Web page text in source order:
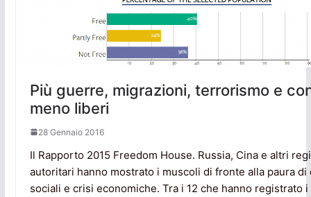
Più guerre, migrazioni, terrorismo e
meno liberi
28 Gennaio 2016
Il Rapporto 2015 Freedom House. Russia, Cina e altri
autoritari hanno mostrato i muscoli di fronte alla paura di
sociali e crisi economiche. Tra i 12 che hanno registrato